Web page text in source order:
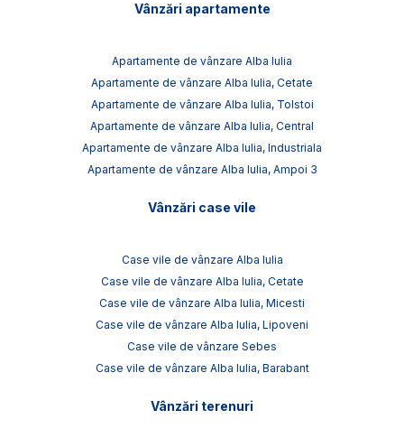
Vânzări apartamente
Apartamente de vânzare Alba Iulia
Apartamente de vânzare Alba Iulia, Cetate
Apartamente de vânzare Alba Iulia, Tolstoi
Apartamente de vânzare Alba Iulia, Central
Apartamente de vânzare Alba Iulia, Industriala
Apartamente de vânzare Alba Iulia, Ampoi 3
Vânzări case vile
Case vile de vânzare Alba Iulia
Case vile de vânzare Alba Iulia, Cetate
Case vile de vânzare Alba Iulia, Micesti
Case vile de vânzare Alba Iulia, Lipoveni
Case vile de vânzare Sebes
Case vile de vânzare Alba Iulia, Barabant
Vânzări terenuri